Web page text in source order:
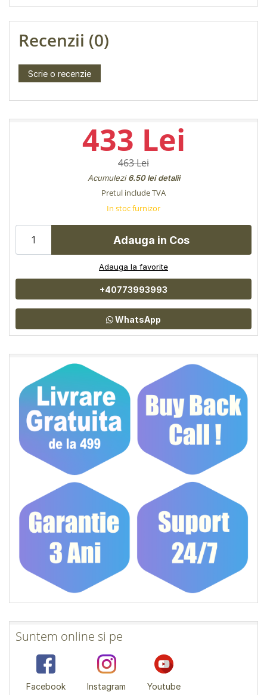
Recenzii (0)
Scrie o recenzie
433 Lei
463 Lei
Acumulezi6.50 lei detalii
Pretul include TVA
In stoc furnizor
Adauga in Cos
Adauga la favorite
+40773993993
WhatsApp
Suntem online si pe
Facebook Instagram Youtube